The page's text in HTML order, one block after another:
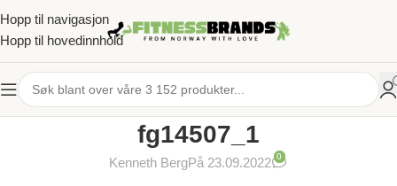
Hopp til navigasjon
Hopp til hovedinnhold
fg14507_1
Kenneth BergPå 23.09.2022 0